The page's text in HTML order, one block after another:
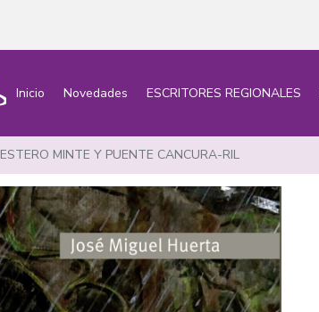
Inicio Novedades ESCRITORES REGIONALES
ESTERO MINTE Y PUENTE CANCURA-RIL